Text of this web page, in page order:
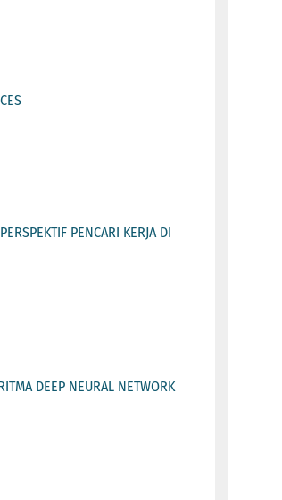
PENCARI KERJA DI
DEEP NEURAL NETWORK